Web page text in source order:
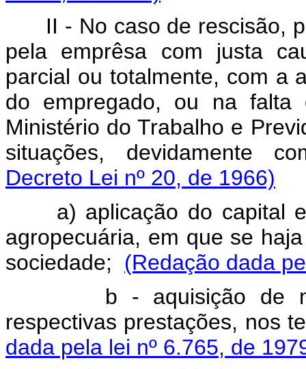
II - No caso de rescisão,
pela emprêsa com justa
parcial ou totalmente, com a
do empregado, ou na falta
Ministério do Trabalho e
situações, devidamente
Decreto Lei nº 20, de 1966)
a) aplicação do capital
agropecuária, em que se
sociedade; (Redação dada
b - aquisição de
respectivas prestações, nos
dada pela lei nº 6.765, de